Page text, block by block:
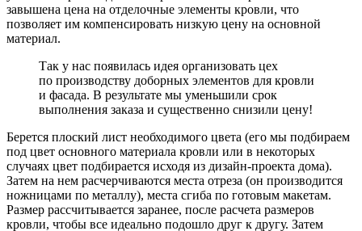
завышена цена на отделочные элементы кровли, что
позволяет им компенсировать низкую цену на основной
материал.
Так у нас появилась идея организовать цех
по производству доборных элементов для кровли
и фасада. В результате мы уменьшили срок
выполнения заказа и существенно снизили цену!
Берется плоский лист необходимого цвета (его мы подбираем
под цвет основного материала кровли или в некоторых
случаях цвет подбирается исходя из дизайн-проекта дома).
Затем на нем расчерчиваются места отреза (он производится
ножницами по металлу), места сгиба по готовым макетам.
Размер рассчитывается заранее, после расчета размеров
кровли, чтобы все идеально подошло друг к другу. Затем